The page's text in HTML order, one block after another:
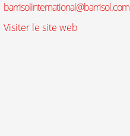
barrisolinternational@barrisol.com
Visiter le site web